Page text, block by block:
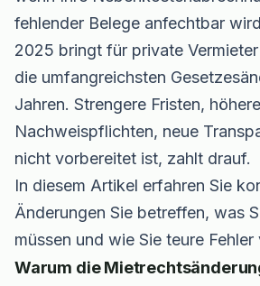
fehlender Belege anfechtbar
2025 bringt für private
die umfangreichsten
Jahren. Strengere Fristen, höhere
Nachweispflichten, neue
nicht vorbereitet ist, zahlt drauf.
In diesem Artikel erfahren Sie
Änderungen Sie betreffen, was
müssen und wie Sie teure Fehler
Warum die